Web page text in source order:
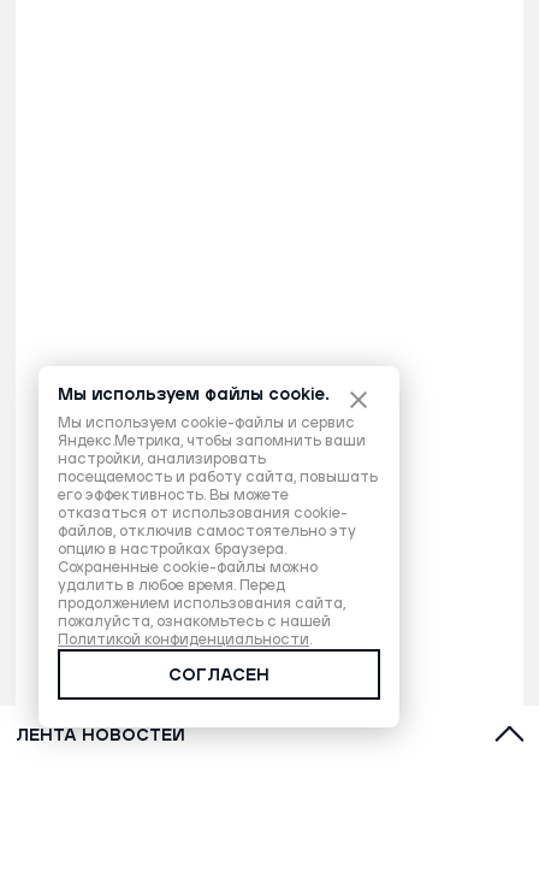
ЛЕНТА НОВОСТЕЙ
Мы используем файлы cookie.
Мы используем cookie-файлы и сервис
Яндекс.Метрика, чтобы запомнить ваши
настройки, анализировать
посещаемость и работу сайта, повышать
его эффективность. Вы можете
отказаться от использования cookie-
файлов, отключив самостоятельно эту
опцию в настройках браузера.
Сохраненные cookie-файлы можно
удалить в любое время. Перед
продолжением использования сайта,
пожалуйста, ознакомьтесь с нашей
Политикой конфиденциальности.
СОГЛАСЕН